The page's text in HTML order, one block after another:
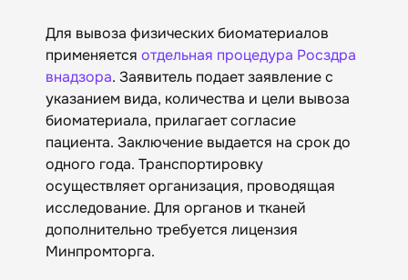
Для вывоза физических биоматериалов
применяется отдельная процедура Росздра
внадзора. Заявитель подает заявление с
указанием вида, количества и цели вывоза
биоматериала, прилагает согласие
пациента. Заключение выдается на срок до
одного года. Транспортировку
осуществляет организация, проводящая
исследование. Для органов и тканей
дополнительно требуется лицензия
Минпромторга.